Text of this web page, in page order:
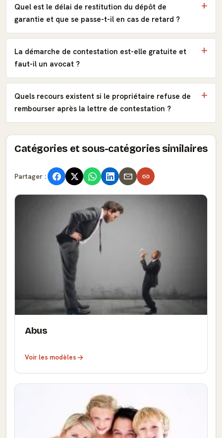
Quel est le délai de restitution du dépôt de
garantie et que se passe-t-il en cas de retard ?
La démarche de contestation est-elle gratuite et
faut-il un avocat ?
Quels recours existent si le propriétaire refuse de
rembourser après la lettre de contestation ?
Catégories et sous-catégories similaires
Partager :
Abus
Voir les modèles